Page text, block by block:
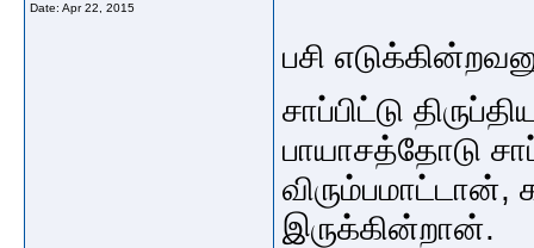
Date: Apr 22, 2015
பசி
சாப்பிட்டு
பாயாசத்தோடு
இருக்கின்றான்.